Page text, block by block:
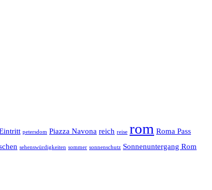
petersdom Piazza Navona reich reise rom Roma Pass
sehenswürdigkeiten sommer sonnenschutz Sonnenuntergang Rom